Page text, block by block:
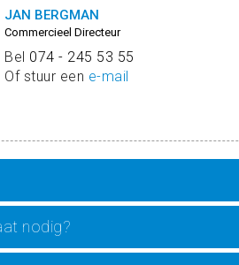
JAN BERGMAN
Commercieel Directeur
Bel 074 - 245 53 55
Of stuur een e-mail
nodig?